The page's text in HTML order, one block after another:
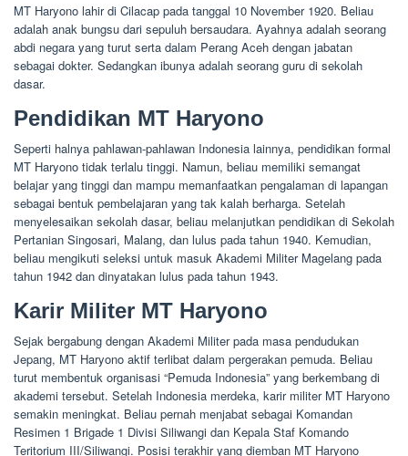
MT Haryono lahir di Cilacap pada tanggal 10 November 1920. Beliau
adalah anak bungsu dari sepuluh bersaudara. Ayahnya adalah seorang
abdi negara yang turut serta dalam Perang Aceh dengan jabatan
sebagai dokter. Sedangkan ibunya adalah seorang guru di sekolah
dasar.
Pendidikan MT Haryono
Seperti halnya pahlawan-pahlawan Indonesia lainnya, pendidikan formal
MT Haryono tidak terlalu tinggi. Namun, beliau memiliki semangat
belajar yang tinggi dan mampu memanfaatkan pengalaman di lapangan
sebagai bentuk pembelajaran yang tak kalah berharga. Setelah
menyelesaikan sekolah dasar, beliau melanjutkan pendidikan di Sekolah
Pertanian Singosari, Malang, dan lulus pada tahun 1940. Kemudian,
beliau mengikuti seleksi untuk masuk Akademi Militer Magelang pada
tahun 1942 dan dinyatakan lulus pada tahun 1943.
Karir Militer MT Haryono
Sejak bergabung dengan Akademi Militer pada masa pendudukan
Jepang, MT Haryono aktif terlibat dalam pergerakan pemuda. Beliau
turut membentuk organisasi “Pemuda Indonesia” yang berkembang di
akademi tersebut. Setelah Indonesia merdeka, karir militer MT Haryono
semakin meningkat. Beliau pernah menjabat sebagai Komandan
Resimen 1 Brigade 1 Divisi Siliwangi dan Kepala Staf Komando
Teritorium III/Siliwangi. Posisi terakhir yang diemban MT Haryono